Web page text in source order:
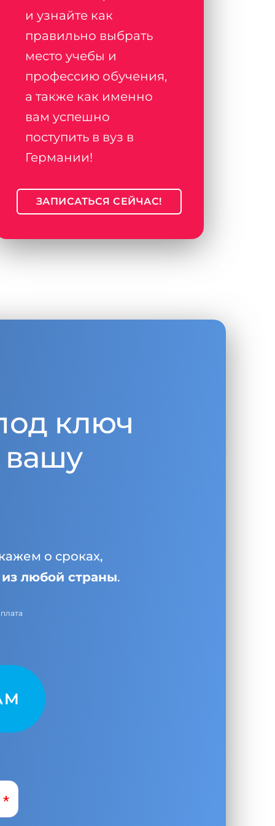
и узнайте как
правильно выбрать
место учебы и
профессию обучения,
а также как именно
вам успешно
поступить в вуз в
Германии!
ЗАПИСАТЬСЯ СЕЙЧАС!
ключ
о сроках,
из любой страны.